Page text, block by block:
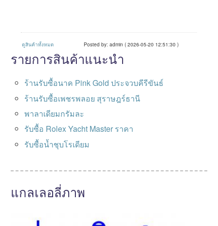
ดูสินค้าทั้งหมด Posted by: admin ( 2026-05-20 12:51:30 )
รายการสินค้าแนะนำ
ร้านรับซื้อนาค Pink Gold ประจวบคีรีขันธ์
ร้านรับซื้อเพชรพลอย สุราษฎร์ธานี
พาลาเดียมกรัมละ
รับซื้อ Rolex Yacht Master ราคา
รับซื้อน้ำชุบโรเดียม
แกลเลอลี่ภาพ